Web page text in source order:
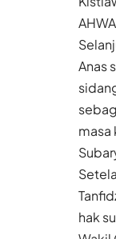
Anas
masa
hak